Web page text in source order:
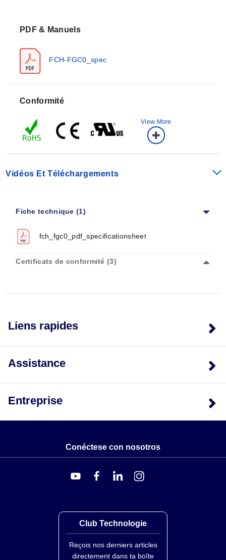
des applications encastrées. Il présente une
aluminium anodisé, couplées à un ventilateur de 25
mm (1"). L'élément chauffant est un chauffage PTC.
PDF & Manuels
FCH-FGC0_spec
Conformité
View More
Vidéos Et Téléchargements
Fiche technique (1)
fch_fgc0_pdf_specificationsheet
Certificats de conformité (3)
Liens rapides
Assistance
Entreprise
Conéctese con nosotros
Club Technologie
Reçois nos derniers articles
directement dans ta boîte